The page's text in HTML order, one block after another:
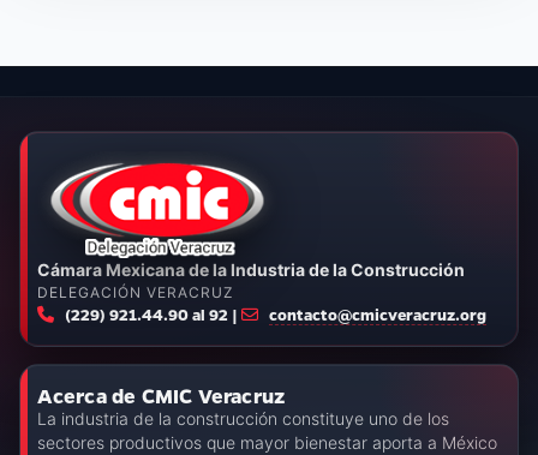
Cámara Mexicana de la Industria de la Construcción
DELEGACIÓN VERACRUZ
(229) 921.44.90 al 92 | contacto@cmicveracruz.org
Acerca de CMIC Veracruz
La industria de la construcción constituye uno de los
sectores productivos que mayor bienestar aporta a México